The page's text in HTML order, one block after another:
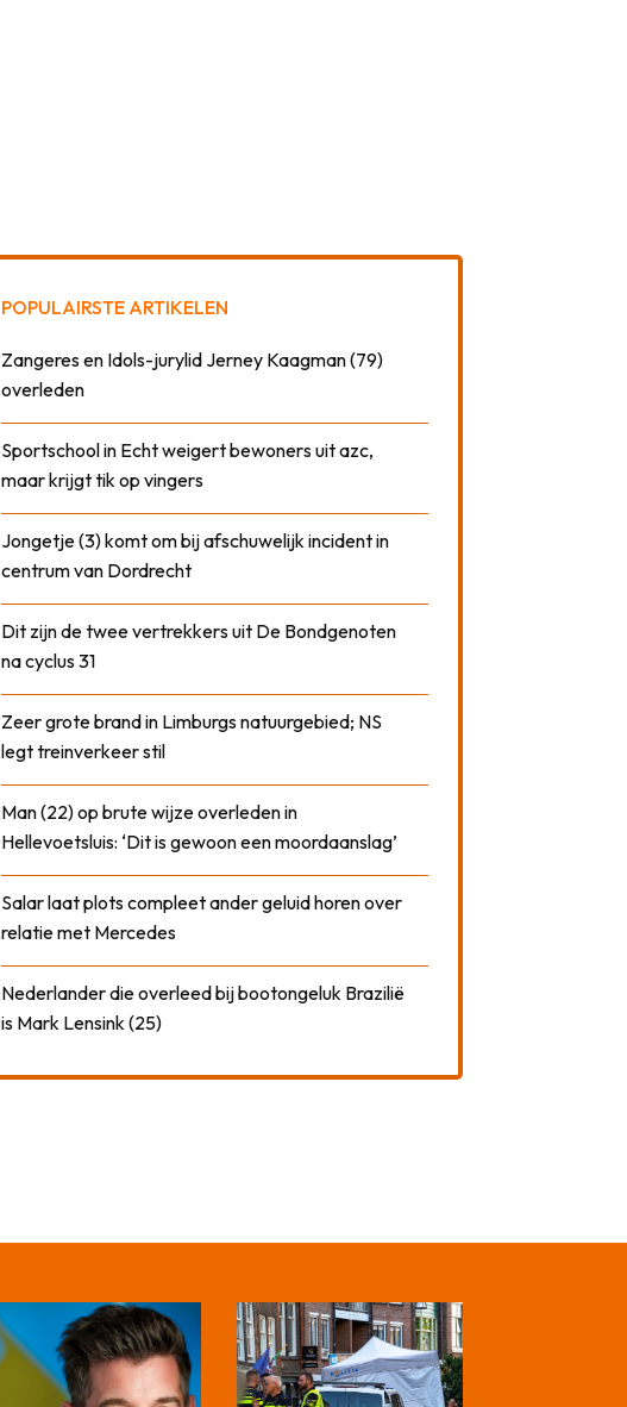
POPULAIRSTE ARTIKELEN
Zangeres en Idols-jurylid Jerney Kaagman (79)
overleden
Sportschool in Echt weigert bewoners uit azc,
maar krijgt tik op vingers
Jongetje (3) komt om bij afschuwelijk incident in
centrum van Dordrecht
Dit zijn de twee vertrekkers uit De Bondgenoten
na cyclus 31
Zeer grote brand in Limburgs natuurgebied; NS
legt treinverkeer stil
Man (22) op brute wijze overleden in
Hellevoetsluis: ‘Dit is gewoon een moordaanslag’
Salar laat plots compleet ander geluid horen over
relatie met Mercedes
Nederlander die overleed bij bootongeluk Brazilië
is Mark Lensink (25)